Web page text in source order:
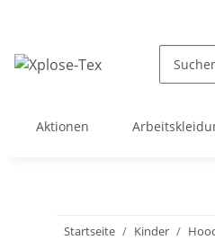
Aktionen
Startseite Kinder